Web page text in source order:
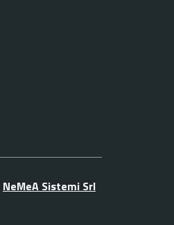
NeMeA Sistemi Srl